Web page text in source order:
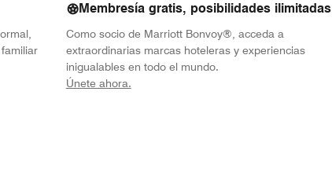
Membresía gratis, posibilidades ilimitadas
Como socio de Marriott Bonvoy®, acceda a
extraordinarias marcas hoteleras y experiencias
inigualables en todo el mundo.
Únete ahora.